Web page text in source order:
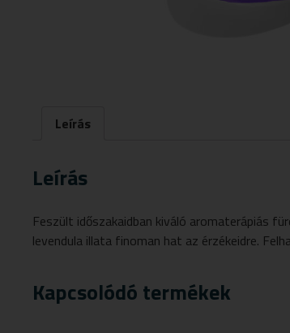
Leírás
Leírás
Feszült időszakaidban kiváló aromaterápiás
levendula illata finoman hat az érzékeidre.
Kapcsolódó termékek